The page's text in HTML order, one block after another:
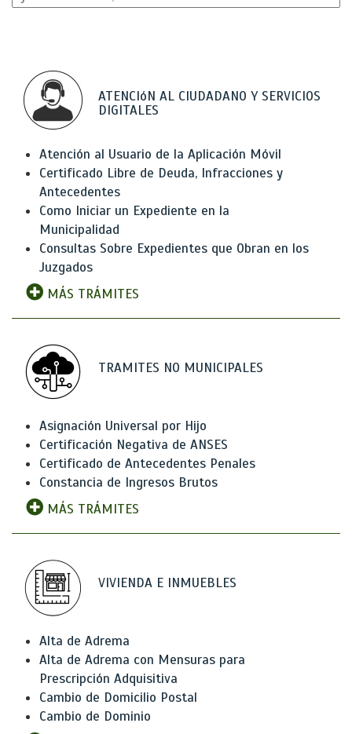
ATENCIóN AL CIUDADANO Y SERVICIOS
DIGITALES
Atención al Usuario de la Aplicación Móvil
Certificado Libre de Deuda, Infracciones y
Antecedentes
Como Iniciar un Expediente en la
Municipalidad
Consultas Sobre Expedientes que Obran en los
Juzgados
MÁS TRÁMITES
TRAMITES NO MUNICIPALES
Asignación Universal por Hijo
Certificación Negativa de ANSES
Certificado de Antecedentes Penales
Constancia de Ingresos Brutos
MÁS TRÁMITES
VIVIENDA E INMUEBLES
Alta de Adrema
Alta de Adrema con Mensuras para
Prescripción Adquisitiva
Cambio de Domicilio Postal
Cambio de Dominio